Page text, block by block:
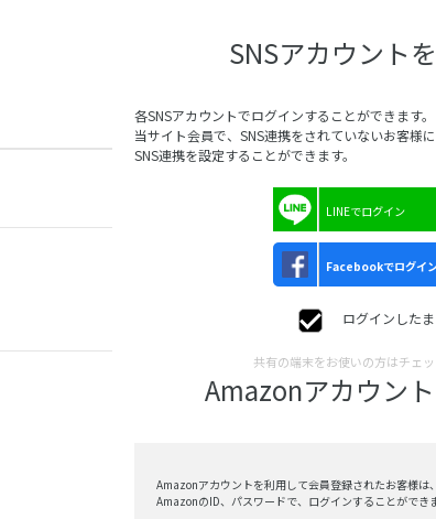
SNSアカウント
各SNSアカウントでログインすることができます。
当サイト会員で、SNS連携をされていないお客様
SNS連携を設定することができます。
LINEでログイン
Facebookでログイ
ログインした
共有の端末をお使いの方はチェ
Amazonアカウン
Amazonアカウントを利用して会員登録されたお客様は、
AmazonのID、パスワードで、ログインすることができま